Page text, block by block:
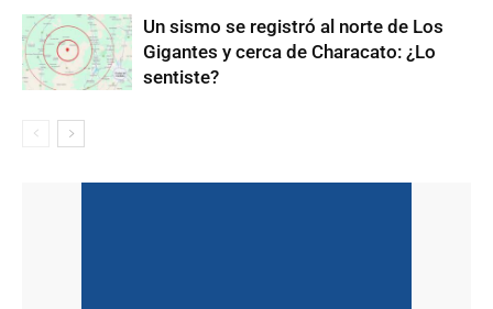
Un sismo se registró al norte de Los
Gigantes y cerca de Characato: ¿Lo
sentiste?